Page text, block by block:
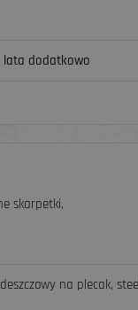
lata dodatkowo
skarpetki,
na plecak,